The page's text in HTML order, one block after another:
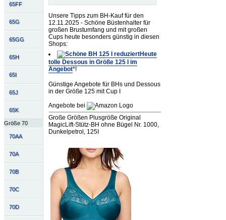
65FF
65G
65GG
65H
65I
65J
65K
Größe 70
70AA
70A
70B
70C
70D
Unsere Tipps zum BH-Kauf für den
12.11.2025 - Schöne Büstenhalter für
großen Brustumfang und mit großen
Cups heute besonders günstig in diesen
Shops:
Heute
tolle Dessous in Größe 125 I im
Angebot*!
Günstige Angebote für BHs und Dessous
in der Größe 125 mit Cup I
Angebote bei
Große Größen Plusgröße Original
MagicLift-Stütz-BH ohne Bügel Nr. 1000,
Dunkelpetrol, 125I